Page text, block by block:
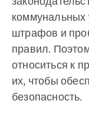
коммунальных
штрафов и
правил.
относиться к
их, чтобы
безопасность.